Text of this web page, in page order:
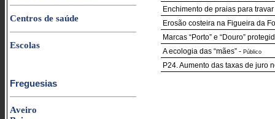
Centros de saúde
Escolas
Freguesias
Aveiro
Enchimento de praias para
Erosão costeira na Figueira da
Marcas “Porto” e “Douro”
A ecologia das “mães” - Público
P24. Aumento das taxas de juro